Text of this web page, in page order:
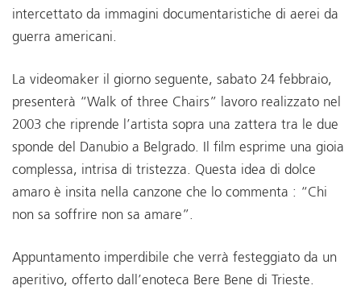
intercettato da immagini documentaristiche di aerei da
guerra americani.
La videomaker il giorno seguente, sabato 24 febbraio,
presenterà “Walk of three Chairs” lavoro realizzato nel
2003 che riprende l’artista sopra una zattera tra le due
sponde del Danubio a Belgrado. Il film esprime una gioia
complessa, intrisa di tristezza. Questa idea di dolce
amaro è insita nella canzone che lo commenta : “Chi
non sa soffrire non sa amare”.
Appuntamento imperdibile che verrà festeggiato da un
aperitivo, offerto dall’enoteca Bere Bene di Trieste.